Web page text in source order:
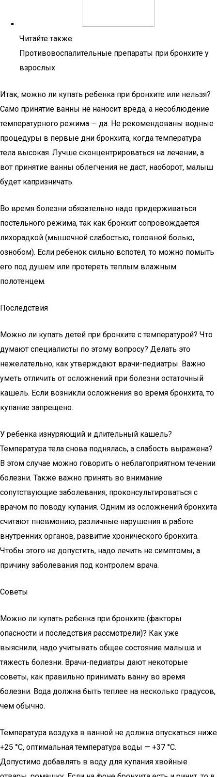
Читайте также:
Противовоспалительные препараты при бронхите у
взрослых
Итак, можно ли купать ребенка при бронхите или нельзя?
Само принятие ванны не наносит вреда, а несоблюдение
температурного режима — да. Не рекомендованы водные
процедуры в первые дни бронхита, когда температура
тела высокая. Лучше сконцентрироваться на лечении, а
вот принятие ванны облегчения не даст, наоборот, малыш
будет капризничать.
Во время болезни обязательно надо придерживаться
постельного режима, так как бронхит сопровождается
лихорадкой (мышечной слабостью, головной болью,
ознобом). Если ребенок сильно вспотел, то можно помыть
его под душем или протереть теплым влажным
полотенцем.
Последствия
Можно ли купать детей при бронхите с температурой? Что
думают специалисты по этому вопросу? Делать это
нежелательно, как утверждают врачи-педиатры. Важно
уметь отличить от осложнений при болезни остаточный
кашель. Если возникли осложнения во время бронхита, то
купание запрещено.
У ребенка изнуряющий и длительный кашель?
Температура тела снова поднялась, а слабость выражена?
В этом случае можно говорить о неблагоприятном течении
болезни. Также важно принять во внимание
сопутствующие заболевания, проконсультироваться с
врачом по поводу купания. Одним из осложнений бронхита
считают пневмонию, различные нарушения в работе
внутренних органов, развитие хронического бронхита.
Чтобы этого не допустить, надо лечить не симптомы, а
причину заболевания под контролем врача.
Советы
Можно ли купать ребенка при бронхите (факторы
опасности и последствия рассмотрели)? Как уже
выяснили, надо учитывать общее состояние малыша и
тяжесть болезни. Врачи-педиатры дают некоторые
советы, как правильно принимать ванну во время
болезни. Вода должна быть теплее на несколько градусов,
чем обычно.
Температура воздуха в ванной не должна опускаться ниже
+25 °С, оптимальная температура воды — +37 °С.
Допустимо добавлять в воду для купания хвойные